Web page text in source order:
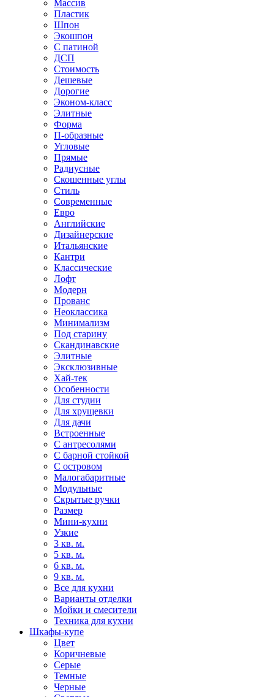
Массив
Пластик
Шпон
Экошпон
С патиной
ДСП
Стоимость
Дешевые
Дорогие
Эконом-класс
Элитные
Форма
П-образные
Угловые
Прямые
Радиусные
Скошенные углы
Стиль
Современные
Евро
Английские
Дизайнерские
Итальянские
Кантри
Классические
Лофт
Модерн
Прованс
Неоклассика
Минимализм
Под старину
Скандинавские
Элитные
Эксклюзивные
Хай-тек
Особенности
Для студии
Для хрущевки
Для дачи
Встроенные
С антресолями
С барной стойкой
С островом
Малогабаритные
Модульные
Скрытые ручки
Размер
Мини-кухни
Узкие
3 кв. м.
5 кв. м.
6 кв. м.
9 кв. м.
Все для кухни
Варианты отделки
Мойки и смесители
Техника для кухни
Шкафы-купе
Цвет
Коричневые
Серые
Темные
Черные